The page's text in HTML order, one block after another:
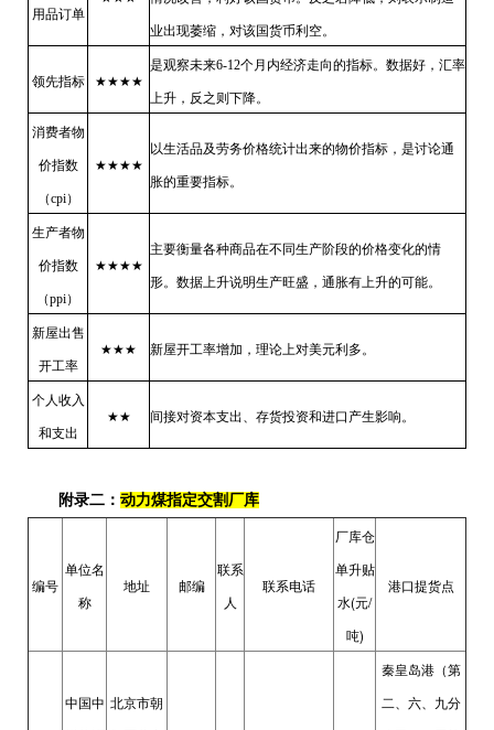
用品订单
业出现萎缩，对该国货币利空。
领先指标 ★★★★
是观察未来6-12个月内经济走向的指标。数据好，汇率
上升，反之则下降。
消费者物
价指数
（cpi）
★★★★
以生活品及劳务价格统计出来的物价指标，是讨论通
胀的重要指标。
生产者物
价指数
（ppi）
★★★★
主要衡量各种商品在不同生产阶段的价格变化的情
形。数据上升说明生产旺盛，通胀有上升的可能。
新屋出售
开工率
★★★ 新屋开工率增加，理论上对美元利多。
个人收入
和支出
★★ 间接对资本支出、存货投资和进口产生影响。
附录二：动力煤指定交割厂库
编号
单位名
称
地址 邮编
联系
人
联系电话
厂库仓
单升贴
水(元/
吨)
港口提货点
中国中 北京市朝
秦皇岛港（第
二、六、九分